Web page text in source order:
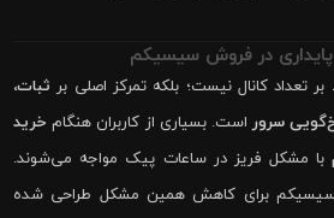
در فروش سیسیکم
تعداد کانال نیست؛ بلکه تمرکز اصلی بر ثبات،
سروراست. بسیاری از کاربران هنگام خرید
با مشکل فریز در ساعات پیک مواجه می‌شوند.
سیسیکم برای کاهش همین مشکل طراحی شده